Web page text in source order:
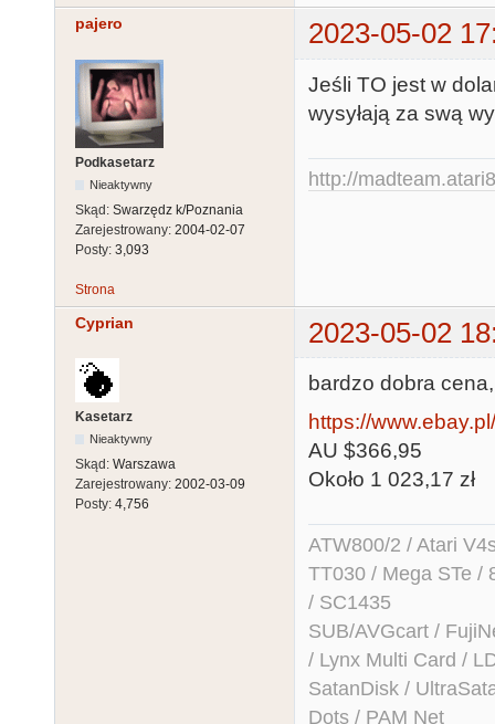
pajero 2023-05-02
Podkasetarz
Nieaktywny
Skąd: Swarzędz k/Poznania
Zarejestrowany: 2004-02-07
Posty: 3,093
Jeśli TO jest w
wysyłają za swą
http://
Strona
Cyprian 2023-05-02
Kasetarz
Nieaktywny
Skąd: Warszawa
Zarejestrowany: 2002-03-09
Posty: 4,756
bardzo dobra
https://
AU $366,95
Około 1 023,17 zł
ATW800/2 / Atari
TT030 / Mega STe /
/ SC1435
SUB/AVGcart /
/ Lynx Multi Card /
SatanDisk /
Dots / PAM Net